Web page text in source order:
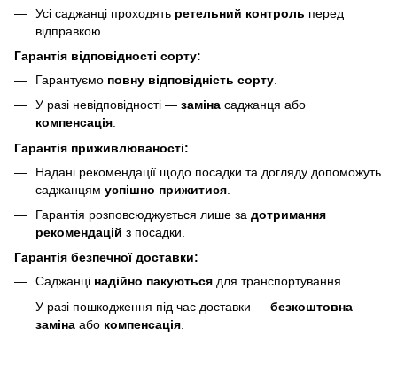
Усі саджанці проходять ретельний контроль перед
відправкою.
Гарантія відповідності сорту:
Гарантуємо повну відповідність сорту
У разі невідповідності — заміна саджанця або
компенсація.
Гарантія приживлюваності:
Надані рекомендації щодо посадки та догляду допоможуть
саджанцям успішно прижитися
Гарантія розповсюджується лише за дотримання
рекомендацій з посадки.
Гарантія безпечної доставки:
Саджанці надійно пакуються для транспортування.
У разі пошкодження під час доставки — безкоштовна
заміна або компенсація